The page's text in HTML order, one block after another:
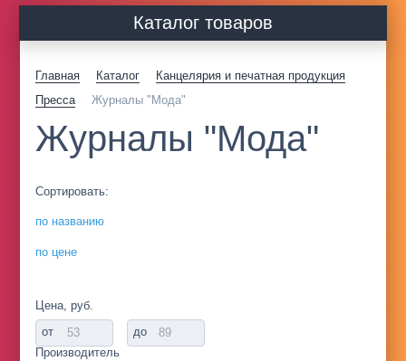
Каталог товаров
Главная Каталог
Канцелярия и печатная продукция
Пресса
Журналы "Мода"
Журналы "Мода"
Сортировать:
по названию
по цене
Цена, руб.
от
до
Производитель